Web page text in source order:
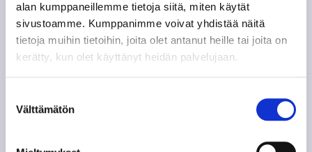
alan kumppaneillemme tietoja siitä, miten käytät
sivustoamme. Kumppanimme voivat yhdistää näitä
tietoja muihin tietoihin, joita olet antanut heille tai joita on
kerätty, kun olet käyttänyt heidän palvelujaan.
valinta
Välttämätön
Y-tunnus: 2489119-4
PL 1, 42101 Jämsä